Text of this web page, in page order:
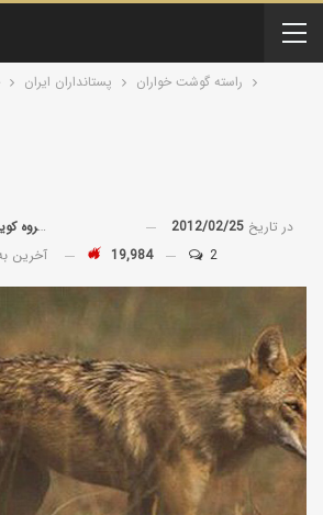
پستانداران ايران راسته گوشت خواران
توسط گروه در تاریخ 2012/02/25
آخرین
19,984 2